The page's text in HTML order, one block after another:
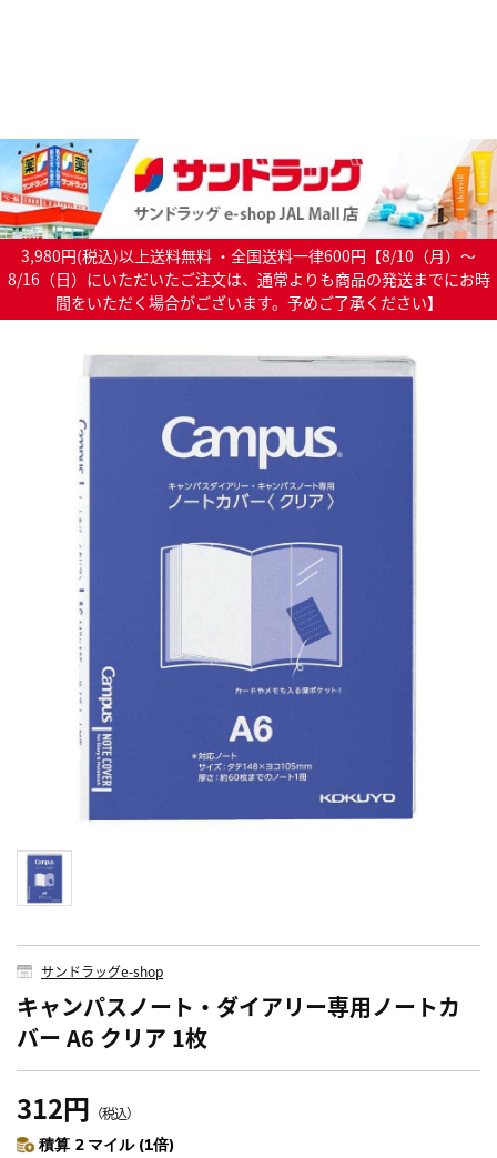
3,980円(税込)以上送料無料 ・全国送料一律600円【8/10（月）～
8/16（日）にいただいたご注文は、通常よりも商品の発送までにお時
間をいただく場合がございます。予めご了承ください】
サンドラッグe-shop
キャンパスノート・ダイアリー専用ノートカ
バー A6 クリア 1枚
312円 （税込）
積算 2 マイル (1倍)